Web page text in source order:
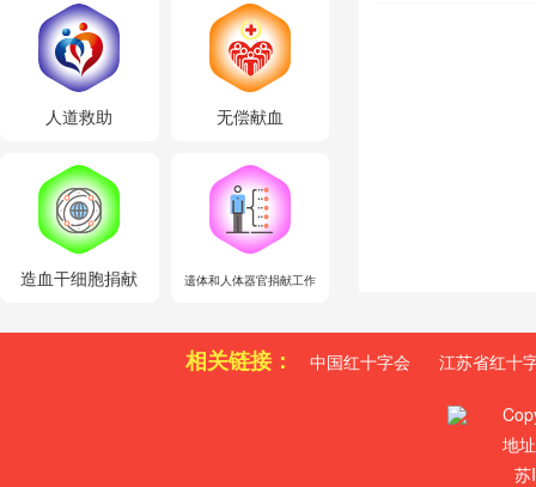
人道救助 无偿献血
造血干细胞捐献 遗体和人体器官捐献工作
相关链接： 中国红十字会 江苏省红十
地
苏